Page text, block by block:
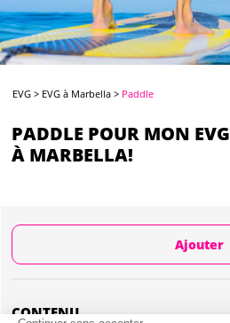
EVG > EVG à Marbella > Paddle
PADDLE POUR MON EVG
À MARBELLA!
Ajouter
CONTENU